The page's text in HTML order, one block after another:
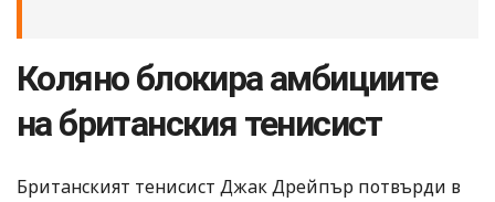
Коляно блокира амбициите
на британския тенисист
Британският тенисист Джак Дрейпър потвърди в